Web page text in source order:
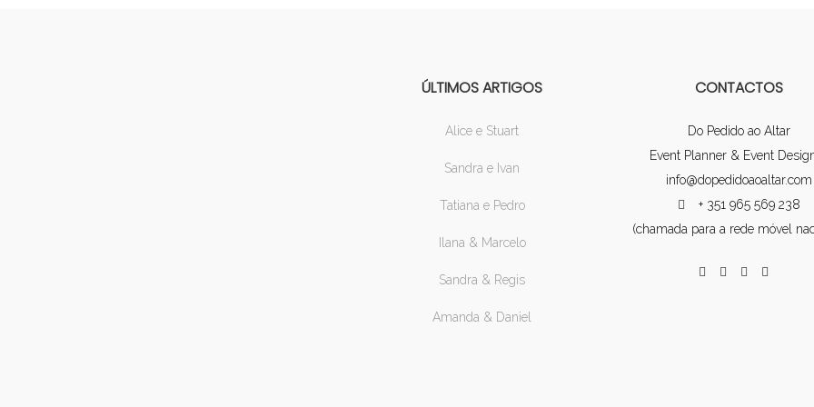
ÚLTIMOS ARTIGOS
Alice e Stuart
Sandra e Ivan
Tatiana e Pedro
Ilana & Marcelo
Sandra & Regis
Amanda & Daniel
CONTACTOS
Do Pedido ao Altar
Event Planner & Event
info@dopedidoaoaltar.com
+ 351 965 569 238
(chamada para a rede móvel